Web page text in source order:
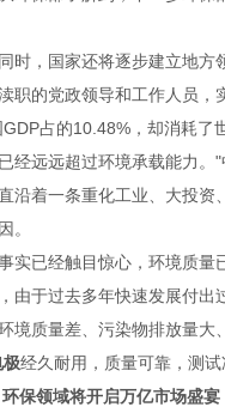
时，国家还将逐步建立地方
职的党政领导和工作人员，
GDP占的10.48%，却消耗
经远远超过环境承载能力
沿着一条重化工业、大投资
。
实已经触目惊心，环境质量
由于过去多年快速发展付出
境质量差、污染物排放量大
极经久耐用，质量可靠，测
保领域将开启万亿市场盛宴